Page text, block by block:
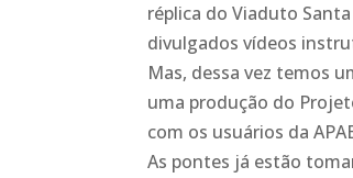
réplica do Viaduto
divulgados vídeos
Mas, dessa vez temos
uma produção do
com os usuários da
As pontes já estão